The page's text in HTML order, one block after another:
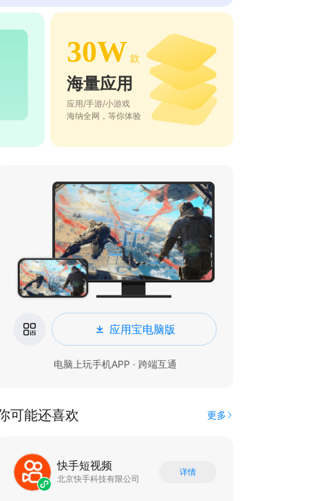
30W 款
海量应用
应用/手游/小游戏
海纳全网，等你体验
应用宝电脑版
电脑上玩手机APP · 跨端互通
可能还喜欢 更多
快手短视频
北京快手科技有限公司
详情